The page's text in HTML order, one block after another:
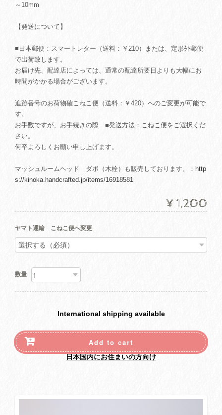
～10mm
【発送について】
■日本郵便：スマートレター（送料：￥210）または、定形外郵便
で出荷致します。
お届け先、配達店によっては、通常の配達所要日よりも大幅にお
時間がかかる場合がございます。
追跡番号のお荷物確こねこ便（送料：￥420）へのご変更が可能で
す。
お手数ですが、お手続きの際 ■発送方法：こねこ便をご選択くだ
さい。
何卒よろしくお願い申し上げます。
マッシュルームヘッド ダボ（木栓）も販売しております。： http
s://kinoka.handcrafted.jp/items/16918581
¥1,200
ヤマト運輸 こねこ便へ変更
数量
International shipping available
Add to cart
日本国内にお住まいの方向け